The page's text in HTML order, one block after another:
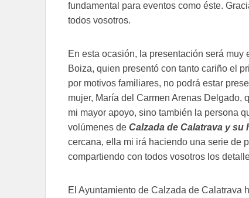
fundamental para eventos como éste.
todos vosotros.
En esta ocasión, la presentación será
Boiza, quien presentó con tanto cariño el
por motivos familiares, no podrá estar
mujer, María del Carmen Arenas Delgado,
mi mayor apoyo, sino también la persona
volúmenes de Calzada de Calatrava y su
cercana, ella mi irá haciendo una serie de
compartiendo con todos vosotros los
El Ayuntamiento de Calzada de Calatrava